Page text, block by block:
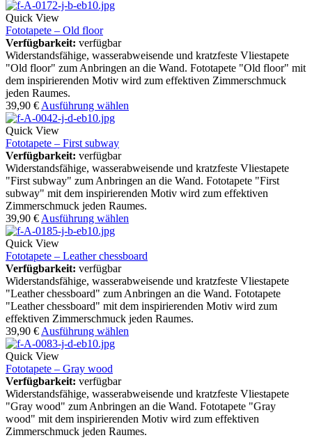
Quick View
Fototapete – Old floor
Verfügbarkeit: verfügbar
Widerstandsfähige, wasserabweisende und kratzfeste Vliestapete
"Old floor" zum Anbringen an die Wand. Fototapete "Old floor" mit
dem inspirierenden Motiv wird zum effektiven Zimmerschmuck
jeden Raumes.
39,90 € Ausführung wählen
Quick View
Fototapete – First subway
Verfügbarkeit: verfügbar
Widerstandsfähige, wasserabweisende und kratzfeste Vliestapete
"First subway" zum Anbringen an die Wand. Fototapete "First
subway" mit dem inspirierenden Motiv wird zum effektiven
Zimmerschmuck jeden Raumes.
39,90 € Ausführung wählen
Quick View
Fototapete – Leather chessboard
Verfügbarkeit: verfügbar
Widerstandsfähige, wasserabweisende und kratzfeste Vliestapete
"Leather chessboard" zum Anbringen an die Wand. Fototapete
"Leather chessboard" mit dem inspirierenden Motiv wird zum
effektiven Zimmerschmuck jeden Raumes.
39,90 € Ausführung wählen
Quick View
Fototapete – Gray wood
Verfügbarkeit: verfügbar
Widerstandsfähige, wasserabweisende und kratzfeste Vliestapete
"Gray wood" zum Anbringen an die Wand. Fototapete "Gray
wood" mit dem inspirierenden Motiv wird zum effektiven
Zimmerschmuck jeden Raumes.